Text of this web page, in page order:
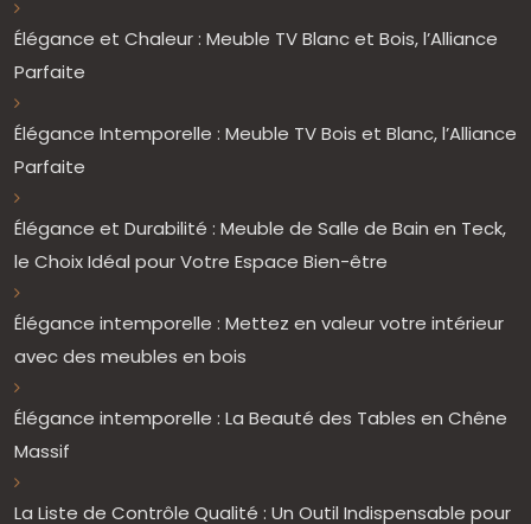
Élégance et Chaleur : Meuble TV Blanc et Bois, l’Alliance
Parfaite
Élégance Intemporelle : Meuble TV Bois et Blanc, l’Alliance
Parfaite
Élégance et Durabilité : Meuble de Salle de Bain en Teck,
le Choix Idéal pour Votre Espace Bien-être
Élégance intemporelle : Mettez en valeur votre intérieur
avec des meubles en bois
Élégance intemporelle : La Beauté des Tables en Chêne
Massif
La Liste de Contrôle Qualité : Un Outil Indispensable pour